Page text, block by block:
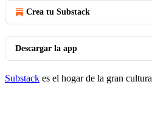
Crea tu Substack
Descargar la app
Substack es el hogar de la gran cultura